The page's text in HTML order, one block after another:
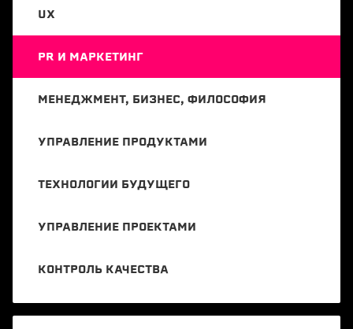
UX
PR И МАРКЕТИНГ
МЕНЕДЖМЕНТ, БИЗНЕС, ФИЛОСОФИЯ
УПРАВЛЕНИЕ ПРОДУКТАМИ
ТЕХНОЛОГИИ БУДУЩЕГО
УПРАВЛЕНИЕ ПРОЕКТАМИ
КОНТРОЛЬ КАЧЕСТВА